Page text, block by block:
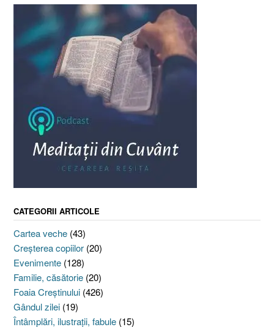
CATEGORII ARTICOLE
Cartea veche (43)
Creşterea copiilor (20)
Evenimente (128)
Familie, căsătorie (20)
Foaia Creştinului (426)
Gândul zilei (19)
Întâmplări, ilustraţii, fabule (15)